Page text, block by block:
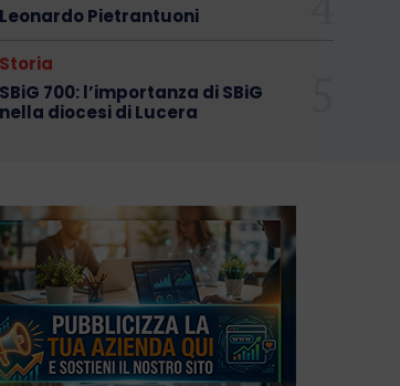
Leonardo Pietrantuoni
Storia
SBiG 700: l’importanza di SBiG
nella diocesi di Lucera